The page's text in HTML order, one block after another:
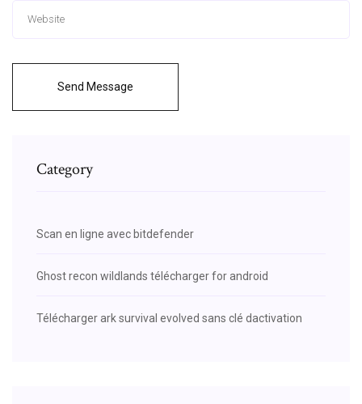
Send Message
Category
Scan en ligne avec bitdefender
Ghost recon wildlands télécharger for android
Télécharger ark survival evolved sans clé dactivation